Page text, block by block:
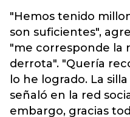
"Hemos tenido
son suficientes",
"me corresponde la
derrota". "Quería
lo he logrado. La
señaló en la red
embargo, gracias